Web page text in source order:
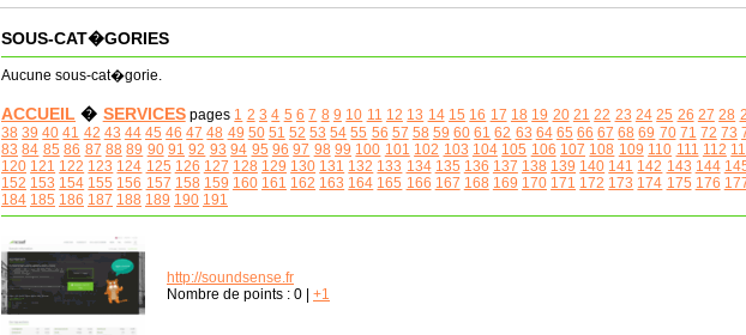
SOUS-CAT�GORIES
Aucune sous-cat�gorie.
ACCUEIL � SERVICESpages 1 2 3 4 5 6 7 8 9 10 11 12 13 14 15 16 17 18 19 20 21 22 23 24 25 26 27 28
38 39 40 41 42 43 44 45 46 47 48 49 50 51 52 53 54 55 56 57 58 59 60 61 62 63 64 65 66 67 68 69 70 71 72 73
83 84 85 86 87 88 89 90 91 92 93 94 95 96 97 98 99 100 101 102 103 104 105 106 107 108 109 110 111 112
120 121 122 123 124 125 126 127 128 129 130 131 132 133 134 135 136 137 138 139 140 141 142 143 144
152 153 154 155 156 157 158 159 160 161 162 163 164 165 166 167 168 169 170 171 172 173 174 175 176
184 185 186 187 188 189 190 191
http://soundsense.fr
Nombre de points : 0 +1